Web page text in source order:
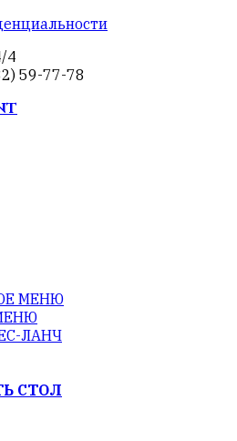
4
59-77-78
МЕНЮ
ЛАНЧ
СТОЛ